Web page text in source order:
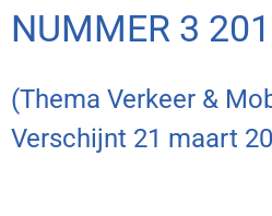
NUMMER 3
(Thema Verkeer &
Verschijnt 21 maart